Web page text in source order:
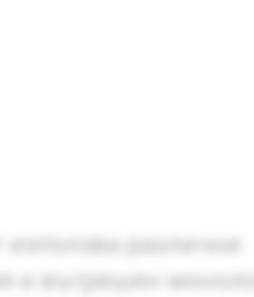
използва различни
и вътрешен